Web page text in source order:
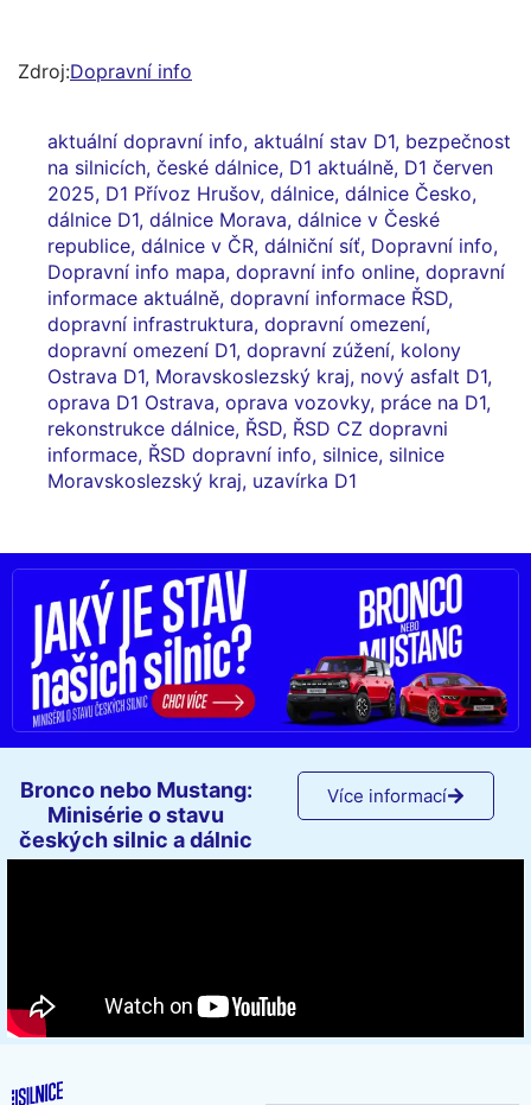
Zdroj:Dopravní info
aktuální dopravní info, aktuální stav D1, bezpečnost
na silnicích, české dálnice, D1 aktuálně, D1 červen
2025, D1 Přívoz Hrušov, dálnice, dálnice Česko,
dálnice D1, dálnice Morava, dálnice v České
republice, dálnice v ČR, dálniční síť, Dopravní info,
Dopravní info mapa, dopravní info online, dopravní
informace aktuálně, dopravní informace ŘSD,
dopravní infrastruktura, dopravní omezení,
dopravní omezení D1, dopravní zúžení, kolony
Ostrava D1, Moravskoslezský kraj, nový asfalt D1,
oprava D1 Ostrava, oprava vozovky, práce na D1,
rekonstrukce dálnice, ŘSD, ŘSD CZ dopravni
informace, ŘSD dopravní info, silnice, silnice
Moravskoslezský kraj, uzavírka D1
Bronco nebo Mustang:
Minisérie o stavu
českých silnic a dálnic
Více informací